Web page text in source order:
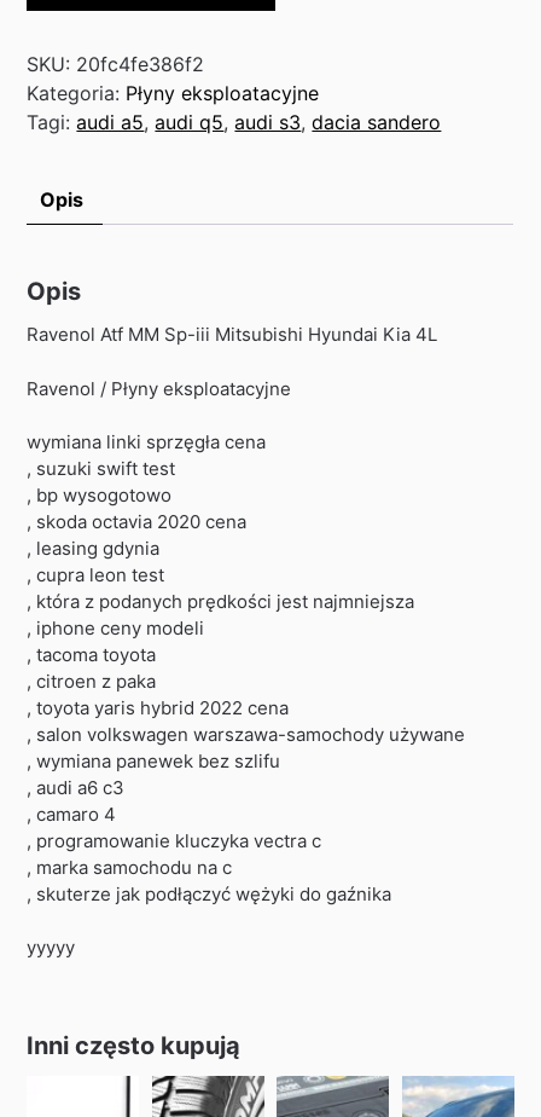
SKU: 20fc4fe386f2
Kategoria: Płyny eksploatacyjne
Tagi:audi a5,audi q5,audi s3,dacia sandero
Opis
Opis
Ravenol Atf MM Sp-iii Mitsubishi Hyundai Kia 4L
Ravenol / Płyny eksploatacyjne
wymiana linki sprzęgła cena
, suzuki swift test
, bp wysogotowo
, skoda octavia 2020 cena
, leasing gdynia
, cupra leon test
, która z podanych prędkości jest najmniejsza
, iphone ceny modeli
, tacoma toyota
, citroen z paka
, toyota yaris hybrid 2022 cena
, salon volkswagen warszawa-samochody używane
, wymiana panewek bez szlifu
, audi a6 c3
, camaro 4
, programowanie kluczyka vectra c
, marka samochodu na c
, skuterze jak podłączyć wężyki do gaźnika
yyyyy
Inni często kupują